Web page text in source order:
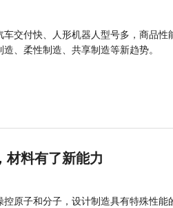
车交付快、人形机器人型号多，商品
、柔性制造、共享制造等新趋势。
材料有了新能力
原子和分子，设计制造具有特殊性